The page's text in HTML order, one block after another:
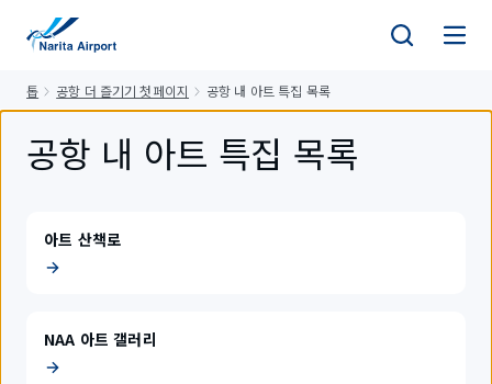
톱 공항 더 즐기기 첫페이지 공항 내 아트 특집 목록
공항 내 아트 특집 목록
아트 산책로
NAA 아트 갤러리